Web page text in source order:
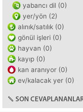
yabancı dil (0)
yer/yön (2)
alınık/satılık (0)
gönül işleri (0)
hayvan (0)
kayıp (0)
kan aranıyor (0)
ev/kalacak yer (0)
SON